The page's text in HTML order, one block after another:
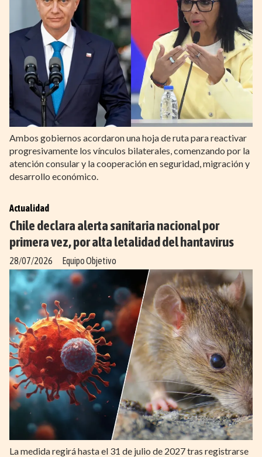
Ambos gobiernos acordaron una hoja de ruta para reactivar
progresivamente los vínculos bilaterales, comenzando por la
atención consular y la cooperación en seguridad, migración y
desarrollo económico.
Chile declara alerta sanitaria nacional por
primera vez, por alta letalidad del hantavirus
Equipo Objetivo
Actualidad
28/07/2026
La medida regirá hasta el 31 de julio de 2027 tras registrarse